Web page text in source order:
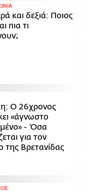
και δεξιά: Ποιος
πια τι
Ο 26χρονος
«άγνωστο
- Όσα
για τον
της Βρετανίδας